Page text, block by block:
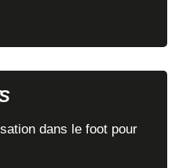
dans le foot pour